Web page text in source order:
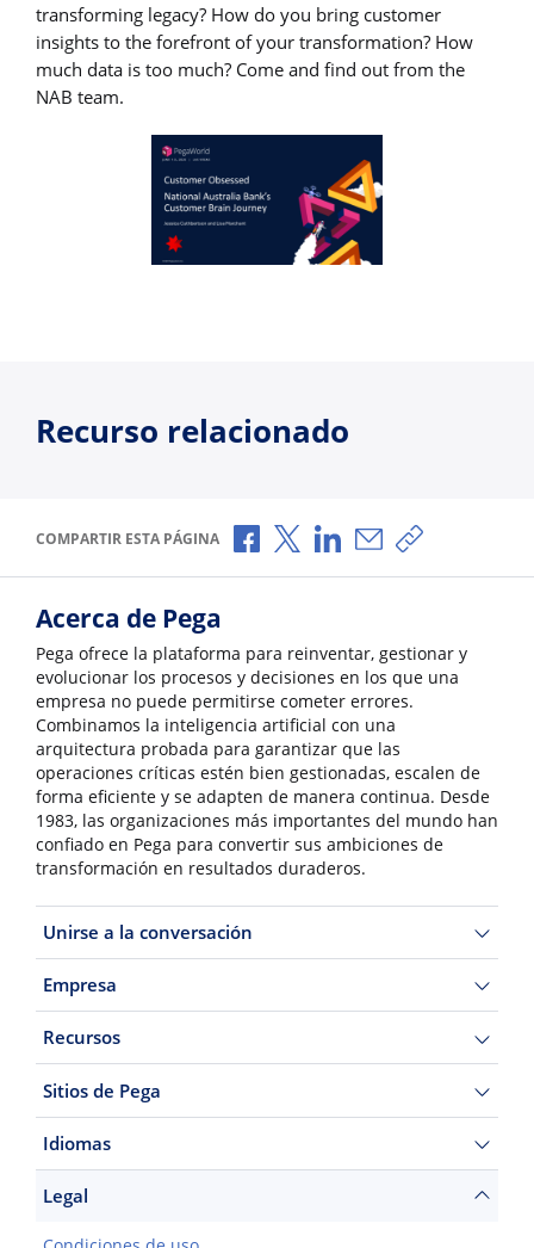
transforming legacy? How do you bring customer
insights to the forefront of your transformation? How
much data is too much? Come and find out from the
NAB team.
Recurso relacionado
COMPARTIR ESTA PÁGINA Compartir a través de Facebook
Compartir a través de X
Compartir a través de
Compartir por
Copiar
Acerca de Pega
Pega ofrece la plataforma para reinventar, gestionar y
evolucionar los procesos y decisiones en los que una
empresa no puede permitirse cometer errores.
Combinamos la inteligencia artificial con una
arquitectura probada para garantizar que las
operaciones críticas estén bien gestionadas, escalen de
forma eficiente y se adapten de manera continua. Desde
1983, las organizaciones más importantes del mundo han
confiado en Pega para convertir sus ambiciones de
transformación en resultados duraderos.
Unirse a la conversación
Empresa
Recursos
Sitios de Pega
Idiomas
Legal